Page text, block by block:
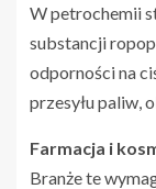
W petrochemii
substancji
odporności na
przesyłu paliw,
Farmacja i
Branże te